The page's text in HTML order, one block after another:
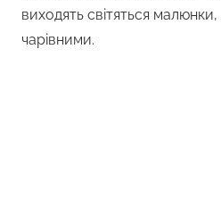
виходять світяться малюнки,
чарівними.